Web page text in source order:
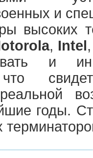
и
высоких
, Intel
и
что
годы.